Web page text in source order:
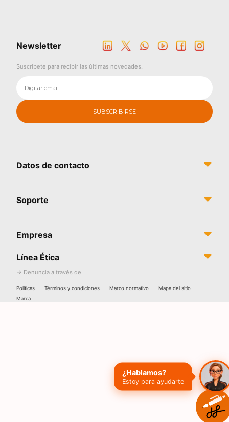
Datos de contacto
Soporte
Empresa
Línea Ética
→ Denuncia a través de
Newsletter
Suscríbete para recibir las últimas novedades.
Politicas Términos y condiciones Marco normativo
Mapa del sitio
Marca
¿Hablamos?
Estoy para ayudarte